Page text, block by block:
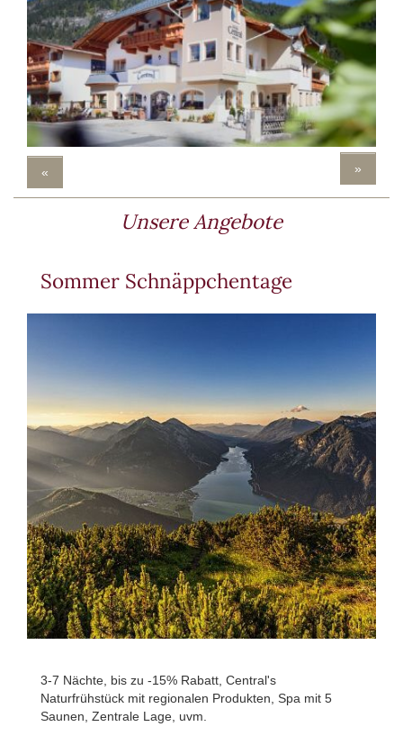
« »
Unsere Angebote
Sommer Schnäppchentage
3-7 Nächte, bis zu -15% Rabatt, Central's
Naturfrühstück mit regionalen Produkten, Spa mit 5
Saunen, Zentrale Lage, uvm.